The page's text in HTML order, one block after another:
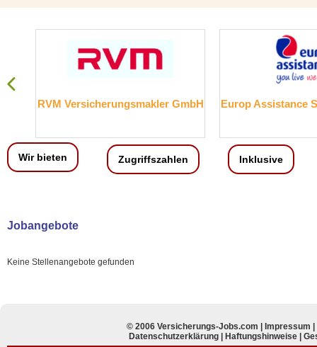
RVM Versicherungsmakler GmbH Europ Assistance
Wir bieten Zugriffszahlen Inklusive
Jobangebote
Keine Stellenangebote gefunden
© 2006 Versicherungs-Jobs.com | Impressum
Datenschutzerklärung
Haftungshinweise